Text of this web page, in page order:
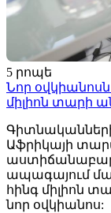
5 րոպե
Նոր
միլիոն տարի
Աֆրիկայի
աստիճանաբար
ապագայում
հինգ միլիոն
նոր օվկիանոս: